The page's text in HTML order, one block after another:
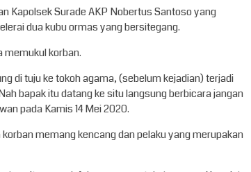
Kapolsek Surade AKP Nobertus Santoso yang
dua kubu ormas yang bersitegang.
korban.
di tuju ke tokoh agama, (sebelum kejadian) terjadi
bapak itu datang ke situ langsung berbicara jangan
pada Kamis 14 Mei 2020.
memang kencang dan pelaku yang merupakan